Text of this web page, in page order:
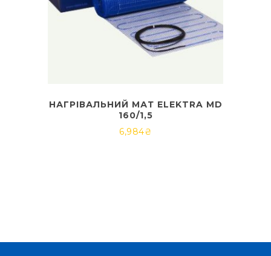
НАГРІВАЛЬНИЙ МАТ ELEKTRA MD
160/1,5
6,984₴